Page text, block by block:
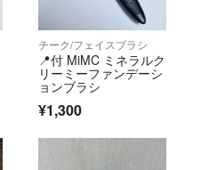
チーク/フェイスブラシ
📍付 MiMC ミネラルク
リーミーファンデーシ
ョンブラシ
¥1,300